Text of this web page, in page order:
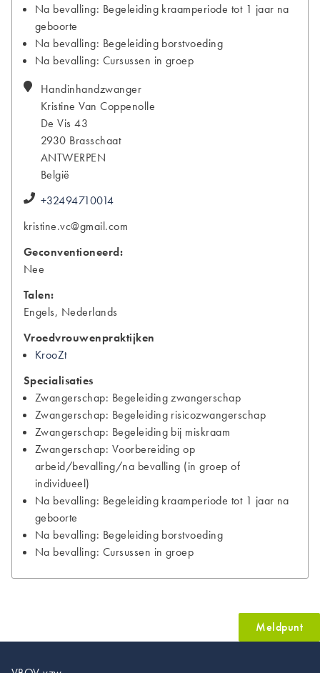
Na bevalling: Begeleiding kraamperiode tot 1 jaar na
geboorte
Na bevalling: Begeleiding borstvoeding
Na bevalling: Cursussen in groep
Handinhandzwanger
Kristine Van Coppenolle
De Vis 43
2930 Brasschaat
ANTWERPEN
België
+32494710014
kristine.vc@gmail.com
Geconventioneerd:
Nee
Talen:
Engels, Nederlands
Vroedvrouwenpraktijken
KrooZt
Specialisaties
Zwangerschap: Begeleiding zwangerschap
Zwangerschap: Begeleiding risicozwangerschap
Zwangerschap: Begeleiding bij miskraam
Zwangerschap: Voorbereiding op
arbeid/bevalling/na bevalling (in groep of
individueel)
Na bevalling: Begeleiding kraamperiode tot 1 jaar na
geboorte
Na bevalling: Begeleiding borstvoeding
Na bevalling: Cursussen in groep
Meldpunt